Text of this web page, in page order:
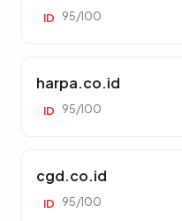
ID 95/100
harpa.co.id
ID 95/100
cgd.co.id
ID 95/100